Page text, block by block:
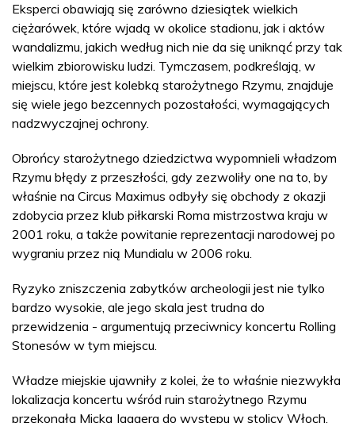
Eksperci obawiają się zarówno dziesiątek wielkich
ciężarówek, które wjadą w okolice stadionu, jak i aktów
wandalizmu, jakich według nich nie da się uniknąć przy tak
wielkim zbiorowisku ludzi. Tymczasem, podkreślają, w
miejscu, które jest kolebką starożytnego Rzymu, znajduje
się wiele jego bezcennych pozostałości, wymagających
nadzwyczajnej ochrony.
Obrońcy starożytnego dziedzictwa wypomnieli władzom
Rzymu błędy z przeszłości, gdy zezwoliły one na to, by
właśnie na Circus Maximus odbyły się obchody z okazji
zdobycia przez klub piłkarski Roma mistrzostwa kraju w
2001 roku, a także powitanie reprezentacji narodowej po
wygraniu przez nią Mundialu w 2006 roku.
Ryzyko zniszczenia zabytków archeologii jest nie tylko
bardzo wysokie, ale jego skala jest trudna do
przewidzenia - argumentują przeciwnicy koncertu Rolling
Stonesów w tym miejscu.
Władze miejskie ujawniły z kolei, że to właśnie niezwykła
lokalizacja koncertu wśród ruin starożytnego Rzymu
przekonała Micka Jaggera do występu w stolicy Włoch.